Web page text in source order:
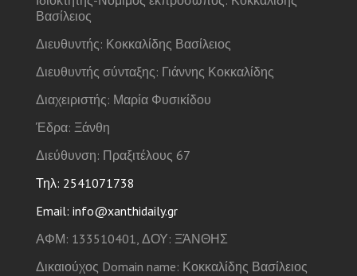
Βασίλειος
Διευθυντής: Κοκκαλίδης Βασίλειος
Διευθυντής σύνταξης: Γιάννης Κοκκαλίδης
Διαχειριστής: Μαρία Φυσικίδου
Έδρα: Ξάνθη
Διεύθυνση: Πραξιτέλους 67
Τηλ: 2541071738
Email: info@xanthidaily.gr
ΑΦΜ: 133510401, ΔΟΥ: ΞΆΝΘΗΣ
Δικαιούχος Domain name: Κοκκαλίδης Βασίλειος